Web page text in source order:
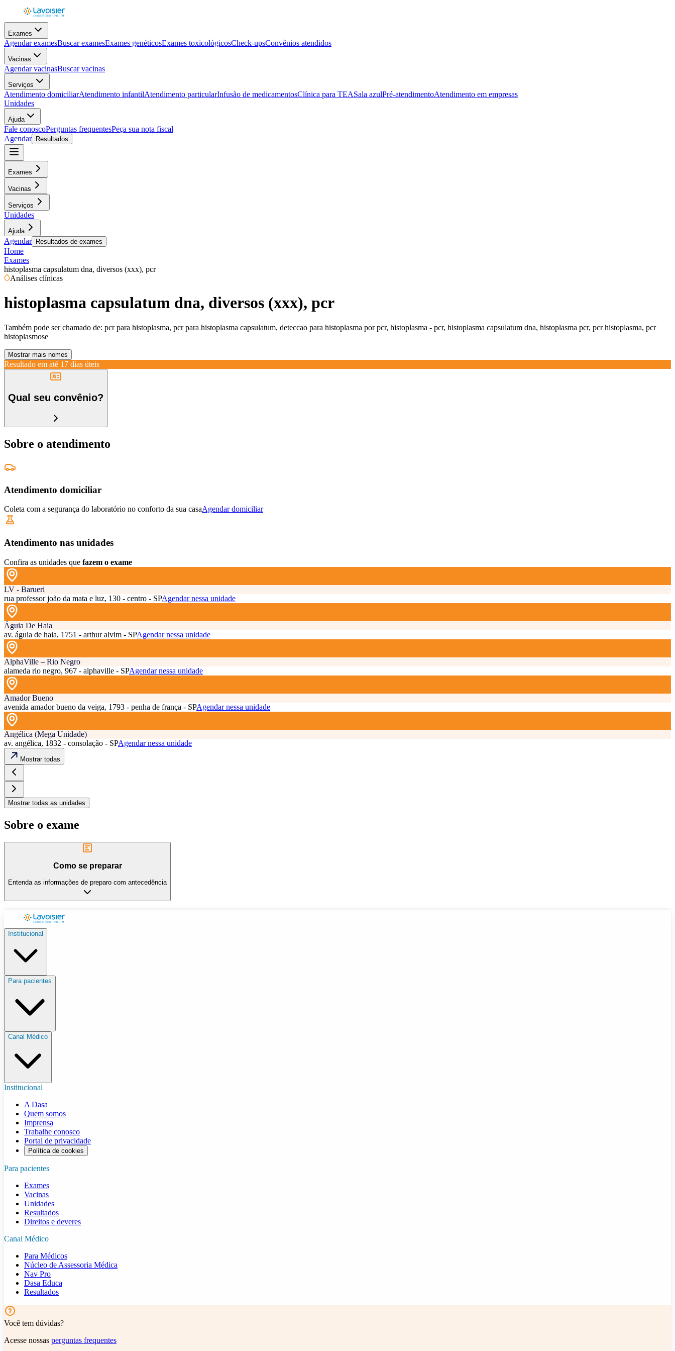
Exames
Agendar examesBuscar examesExames genéticosExames toxicológicosCheck-upsConvênios atendidos
Vacinas
Agendar vacinasBuscar vacinas
Serviços
Atendimento domiciliarAtendimento infantilAtendimento particularInfusão de medicamentosClínica para TEASala azulPré-atendimentoAtendimento em empresas
Unidades
Ajuda
Fale conoscoPerguntas frequentesPeça sua nota fiscal
Agendar
Resultados
Exames
Vacinas
Serviços
Unidades
Ajuda
Agendar Resultados de exames
Home
Exames
histoplasma capsulatum dna, diversos (xxx), pcr
Análises clínicas
histoplasma capsulatum dna, diversos (xxx), pcr
Também pode ser chamado de: pcr para histoplasma, pcr para histoplasma capsulatum, deteccao para histoplasma por pcr, histoplasma - pcr, histoplasma capsulatum dna, histoplasma pcr, pcr histoplasma, pcr
histoplasmose
Mostrar mais nomes
Resultado em até 17 dias úteis
Qual seu convênio?
Sobre o atendimento
Atendimento domiciliar
Coleta com a segurança do laboratório no conforto da sua casaAgendar domiciliar
Atendimento nas unidades
Confira as unidades que fazem o exame
LV - Barueri
rua professor joão da mata e luz, 130 - centro - SPAgendar nessa unidade
Águia De Haia
av. águia de haia, 1751 - arthur alvim - SPAgendar nessa unidade
AlphaVille – Rio Negro
alameda rio negro, 967 - alphaville - SPAgendar nessa unidade
Amador Bueno
avenida amador bueno da veiga, 1793 - penha de frança - SPAgendar nessa unidade
Angélica (Mega Unidade)
av. angélica, 1832 - consolação - SPAgendar nessa unidade
Mostrar todas
Mostrar todas as unidades
Sobre o exame
Como se preparar
Entenda as informações de preparo com antecedência
Institucional
Para pacientes
Canal Médico
Institucional
A Dasa
Quem somos
Imprensa
Trabalhe conosco
Portal de privacidade
Política de cookies
Para pacientes
Exames
Vacinas
Unidades
Resultados
Direitos e deveres
Canal Médico
Para Médicos
Núcleo de Assessoria Médica
Nav Pro
Dasa Educa
Resultados
Você tem dúvidas?
Acesse nossas perguntas frequentes